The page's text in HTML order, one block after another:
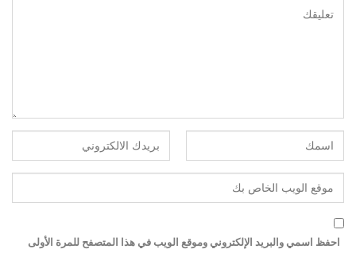
احفظ اسمي والبريد الإلكتروني وموقع الويب في هذا المتصفح للمرة الأولى